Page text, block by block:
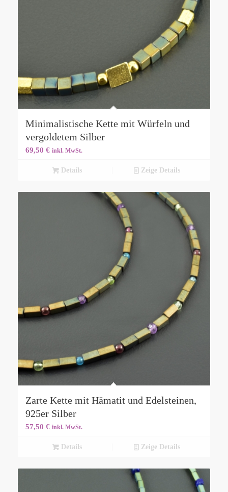
Minimalistische Kette mit Würfeln und
vergoldetem Silber
69,50 € inkl. MwSt.
Details Zeige Details
Zarte Kette mit Hämatit und Edelsteinen,
925er Silber
57,50 € inkl. MwSt.
Details Zeige Details